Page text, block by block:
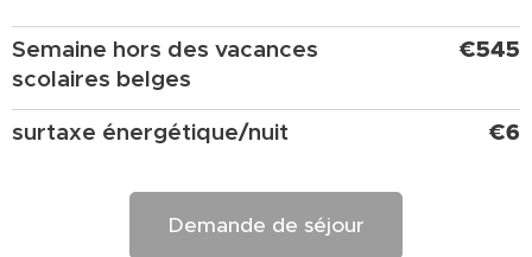
Semaine hors des vacances
scolaires belges
€545
surtaxe énergétique/nuit €6
Demande de séjour